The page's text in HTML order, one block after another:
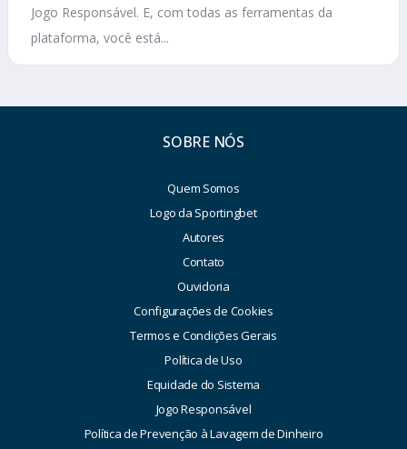
Jogo Responsável. E, com todas as ferramentas da
plataforma, você está...
SOBRE NÓS
Quem Somos
Logo da Sportingbet
Autores
Contato
Ouvidoria
Configurações de Cookies
Termos e Condições Gerais
Política de Uso
Equidade do Sistema
Jogo Responsável
Política de Prevenção à Lavagem de Dinheiro